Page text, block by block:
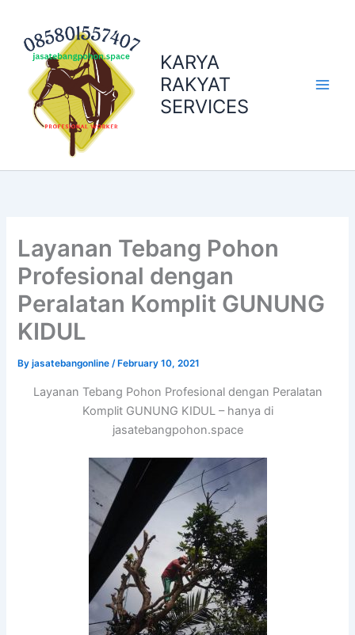
content
KARYA
RAKYAT
SERVICES
Layanan Tebang Pohon
Profesional dengan
Peralatan Komplit GUNUNG
KIDUL
Byjasatebangonline/ February 10, 2021
Layanan Tebang Pohon Profesional dengan Peralatan
Komplit GUNUNG KIDUL – hanya di
jasatebangpohon.space